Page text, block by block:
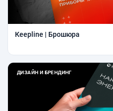
Кeepline | Брошюра
ДИЗАЙН И БРЕНДИНГ